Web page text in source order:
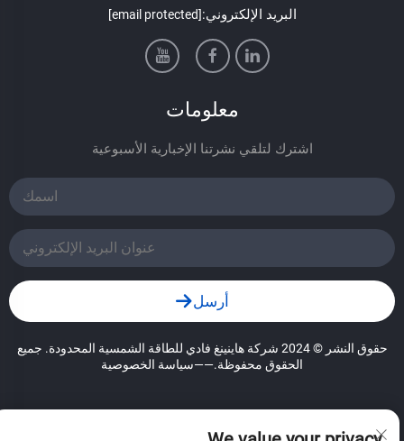
البريد الإلكتروني:[email protected]
معلومات
اشترك لتلقي نشرتنا الإخبارية الأسبوعية
أرسل
حقوق النشر © 2024 شركة هاينينغ فادي للطاقة الشمسية المحدودة. جميع
الحقوق محفوظة.——سياسة الخصوصية